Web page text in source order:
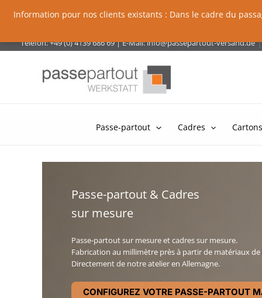
Information pour nos clients existants : Dans le cadre du
to
Telefon: +49 (0) 4139 686 69|E-Mail:info@passepartout-versand.de|
Passe-partout Cadres
Passe-partout & Cadres
sur mesure
Passe-partout sur mesure et cadres sur mesure.
Fabrication au millimètre près à partir de matériaux
Directement de notre atelier en Allemagne.
CONFIGUREZ VOTRE PASSE-PARTOUT